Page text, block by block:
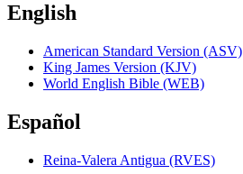
English
American Standard Version (ASV)
King James Version (KJV)
World English Bible (WEB)
Español
Reina-Valera Antigua (RVES)